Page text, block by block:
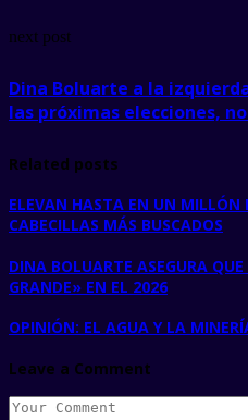
next post
Dina Boluarte a la
las próximas elecciones,
Related posts
ELEVAN HASTA EN UN MILLÓN
CABECILLAS MÁS BUSCADOS
DINA BOLUARTE ASEGURA
GRANDE» EN EL 2026
OPINIÓN: EL AGUA Y LA
Leave a Comment